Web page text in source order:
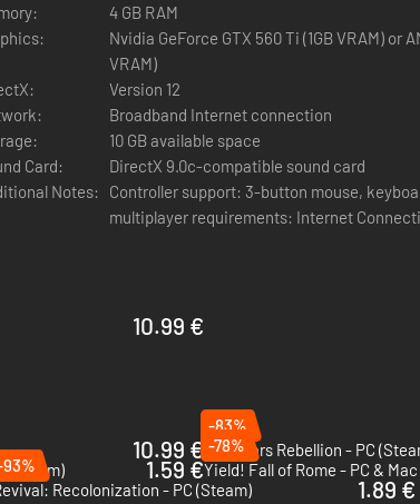
4 GB RAM
Nvidia GeForce GTX 560 Ti (1GB VRAM) or AMD Radeon R7 370 (2 GB
VRAM)
Version 12
Broadband Internet connection
10 GB available space
Card:
DirectX 9.0c-compatible sound card
Notes:
Controller support: 3-button mouse,
multiplayer requirements: Internet
10.99 €
10.99 €
-83%
Star Wars Rebellion - PC
(Steam)
1.59 €
-78%
Yield! Fall of Rome - PC &
Recolonization - PC (Steam)
1.89 €